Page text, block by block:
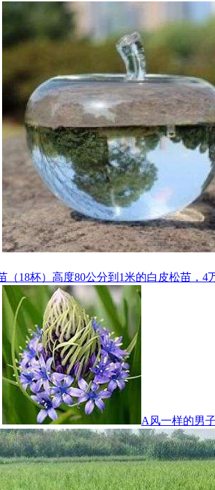
（18杯）高度80公分到1米的白皮松苗，4
A风一样的男子